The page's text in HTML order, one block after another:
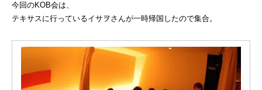
今回のKOB会は、
テキサスに行っているイサヲさんが一時帰国したので集合。